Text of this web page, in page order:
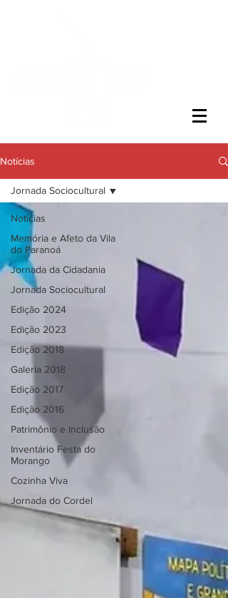
Notícias
Notícias
Memória e Afeto da Vila
do Paranoá
Jornada da Cidadania
Jornada Sociocultural
Edição 2024
Edição 2023
Edição 2018
Galeria 2018
Edição 2017
Edição 2016
Patrimônio e Inclusão
Inventário Festa do
Morango
Cozinha Viva
Jornada do Cordel
Jornada Sociocultural